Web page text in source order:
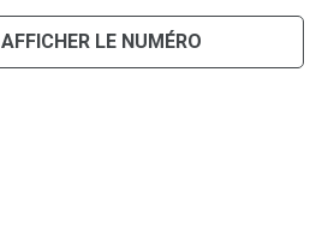
AFFICHER LE NUMÉRO